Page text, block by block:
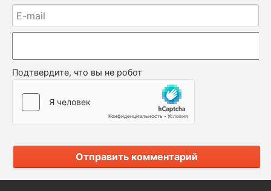
Подтвердите, что вы не робот
Отправить комментарий